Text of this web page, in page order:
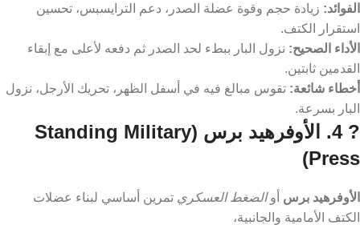
هو مقياس كلاسيكي للقوة بين اللاعبين.
الفوائد: زيادة حجم وقوة عضلة الصدر، دعم الترايسبس، تحسين
استقرار الكتف.
الأداء الصحيح: نزول البار ببطء لحد الصدر ثم دفعه لأعلى مع إبقاء
القدمين ثابتين.
أخطاء شائعة: تقوس مبالغ فيه في أسفل الظهر، تحريك الأرجل، نزول
البار بسرعة.
Press)